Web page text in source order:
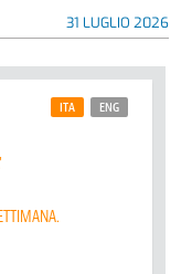
31 LUGLIO 2026